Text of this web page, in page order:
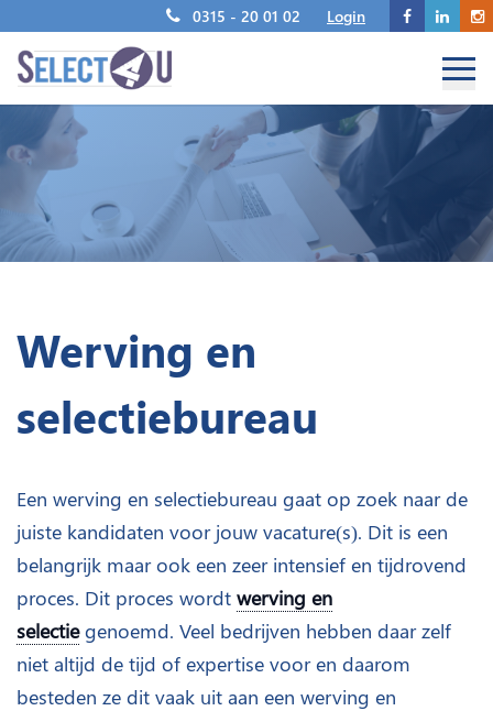
0315 - 20 01 02 Login
Werving en
selectiebureau
Een werving en selectiebureau gaat op zoek naar de
juiste kandidaten voor jouw vacature(s). Dit is een
belangrijk maar ook een zeer intensief en tijdrovend
proces. Dit proces wordt werving en
selectiegenoemd. Veel bedrijven hebben daar zelf
niet altijd de tijd of expertise voor en daarom
besteden ze dit vaak uit aan een werving en